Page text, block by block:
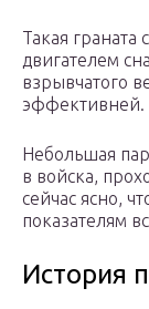
Такая
двигателем
взрывчатого
эффективней.
Небольшая
в войска,
сейчас ясно,
показателям
История